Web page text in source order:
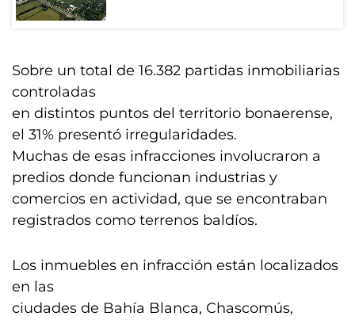
Sobre un total de 16.382 partidas inmobiliarias
controladas
en distintos puntos del territorio bonaerense,
el 31% presentó irregularidades.
Muchas de esas infracciones involucraron a
predios donde funcionan industrias y
comercios en actividad, que se encontraban
registrados como terrenos baldíos.
Los inmuebles en infracción están localizados
en las
ciudades de Bahía Blanca, Chascomús,